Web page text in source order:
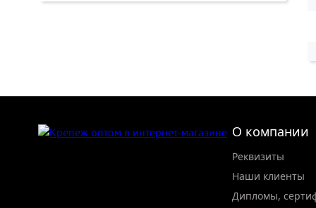
О компании
Реквизиты
Наши клиенты
Дипломы,